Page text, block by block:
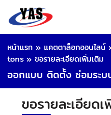
หน้าแรก » แคตตาล็อกออนไลน์
tons » ขอรายละเอียดเพิ่มเติม
ออกแบบ ติดตั้ง ซ่อมระบ
ขอรายละเอียด